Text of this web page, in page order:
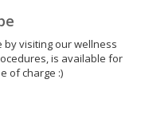
visiting our wellness
is available for
of charge :)